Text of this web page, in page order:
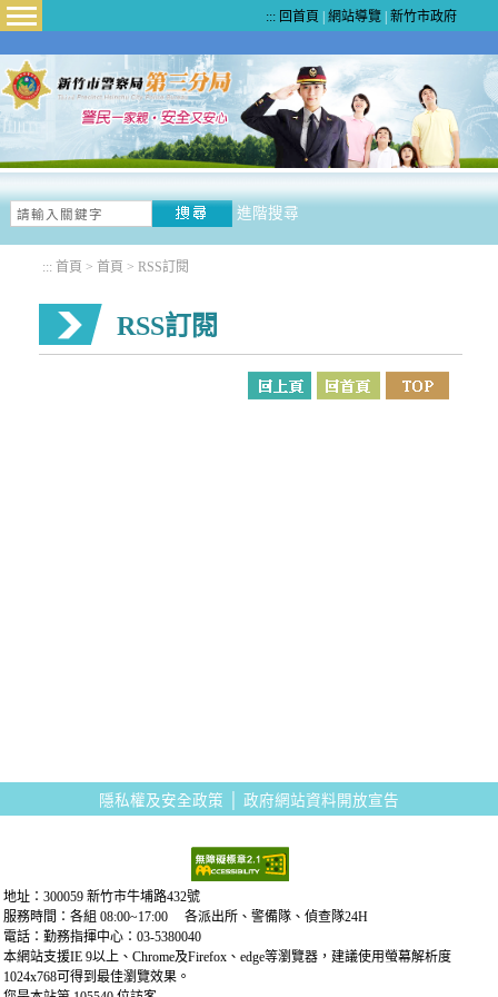
::: 回首頁 網站導覽| 新竹市政府
Menu 進階搜尋
::: 首頁 > 首頁 > RSS訂閱
RSS訂閱
隱私權及安全政策 政府網站資料開放宣告
地址：300059 新竹市牛埔路432號
服務時間：各組 08:00~17:00 各派出所、警備隊、偵查隊24H
電話：勤務指揮中心：03-5380040
本網站支援IE 9以上、Chrome及Firefox、edge等瀏覽器，建議使用螢幕解析度
1024x768可得到最佳瀏覽效果。